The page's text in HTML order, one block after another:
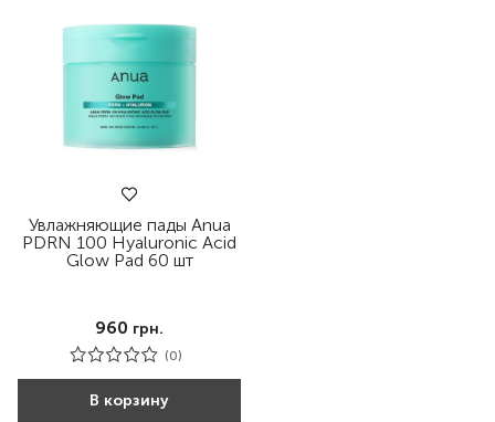
Увлажняющие пады Anua
PDRN 100 Hyaluronic Acid
Glow Pad 60 шт
960 грн.
(0)
В корзину